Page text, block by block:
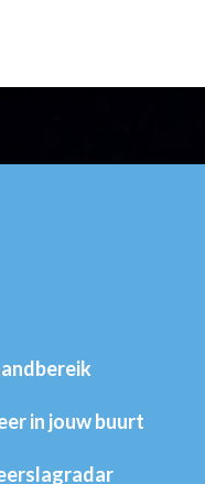
in jouw buurt